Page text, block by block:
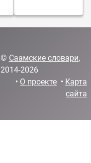
© Саамские словари,
2014-2026
• О проекте • Карта
сайта